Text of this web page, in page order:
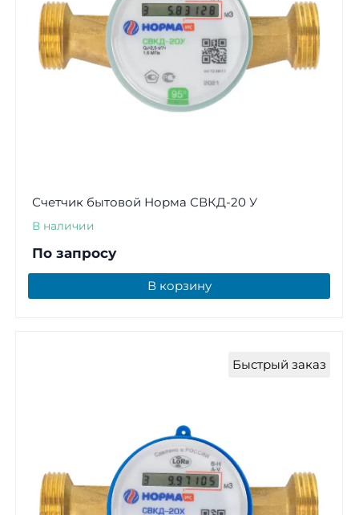
Счетчик бытовой Норма СВКД-20 У
В наличии
По запросу
В корзину
Быстрый заказ